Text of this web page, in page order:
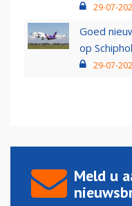
29-07-
Goed
op
29-07-
Meld u